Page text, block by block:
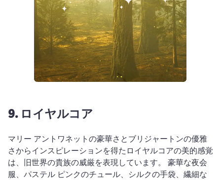
9. ロイヤルコア
マリー アントワネットの豪華さとブリジャートンの優雅
さからインスピレーションを得たロイヤルコアの美的感覚
は、旧世界の貴族の威厳を表現しています。 豪華な夜会
服、パステル ピンクのチュール、シルクの手袋、繊細な